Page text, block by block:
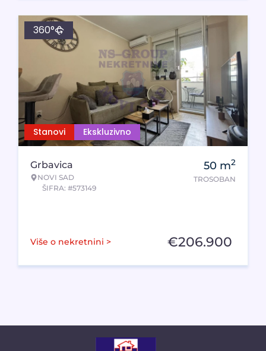
Stanovi Ekskluzivno
360°
Grbavica
NOVI SAD
ŠIFRA: #573149
50 m2
TROSOBAN
Više o nekretnini > €206.900